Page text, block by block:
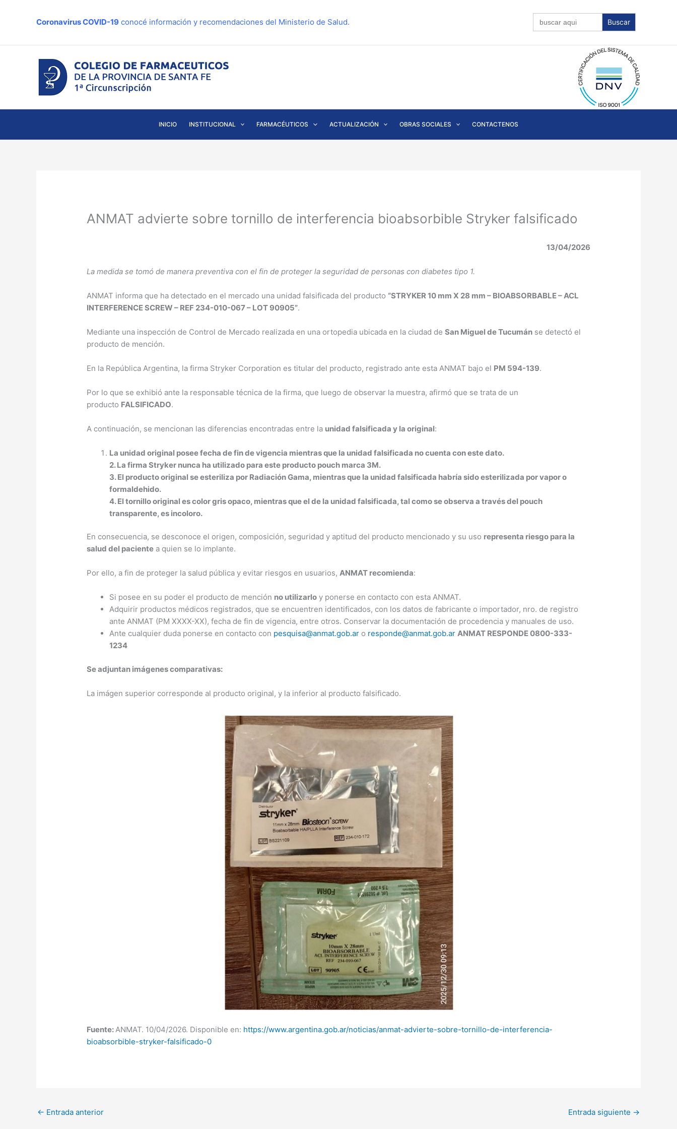
Coronavirus COVID-19 conocé información y recomendaciones del Ministerio de Salud.
Buscar:
INICIO INSTITUCIONAL FARMACÉUTICOS ACTUALIZACIÓN OBRAS SOCIALES CONTACTENOS
ANMAT advierte sobre tornillo de interferencia bioabsorbible Stryker falsificado
13/04/2026
La medida se tomó de manera preventiva con el fin de proteger la seguridad de personas con diabetes tipo 1.
ANMAT informa que ha detectado en el mercado una unidad falsificada del producto “STRYKER 10 mm X 28 mm – BIOABSORBABLE – ACL
INTERFERENCE SCREW – REF 234-010-067 – LOT 90905”.
Mediante una inspección de Control de Mercado realizada en una ortopedia ubicada en la ciudad deSan Miguel de Tucumán se detectó el
producto de mención.
En la República Argentina, la firma Stryker Corporation es titular del producto, registrado ante esta ANMAT bajo el PM 594-139.
Por lo que se exhibió ante la responsable técnica de la firma, que luego de observar la muestra, afirmó que se trata de un
producto FALSIFICADO.
A continuación, se mencionan las diferencias encontradas entre la unidad falsificada y la original:
La unidad original posee fecha de fin de vigencia mientras que la unidad falsificada no cuenta con este dato.
2. La firma Stryker nunca ha utilizado para este producto pouch marca 3M.
3. El producto original se esteriliza por Radiación Gama, mientras que la unidad falsificada habría sido esterilizada por vapor o
formaldehido.
4. El tornillo original es color gris opaco, mientras que el de la unidad falsificada, tal como se observa a través del pouch
transparente, es incoloro.
En consecuencia, se desconoce el origen, composición, seguridad y aptitud del producto mencionado y su uso representa riesgo para la
salud del paciente a quien se lo implante.
Por ello, a fin de proteger la salud pública y evitar riesgos en usuarios,ANMAT recomienda:
Si posee en su poder el producto de mención no utilizarlo y ponerse en contacto con esta ANMAT.
Adquirir productos médicos registrados, que se encuentren identificados, con los datos de fabricante o importador, nro. de registro
ante ANMAT (PM XXXX-XX), fecha de fin de vigencia, entre otros. Conservar la documentación de procedencia y manuales de uso.
Ante cualquier duda ponerse en contacto con pesquisa@anmat.gob.ar o responde@anmat.gob.ar ANMAT RESPONDE 0800-333-
1234
Se adjuntan imágenes comparativas:
La imágen superior corresponde al producto original, y la inferior al producto falsificado.
Fuente:ANMAT. 10/04/2026. Disponible en: https://www.argentina.gob.ar/noticias/anmat-advierte-sobre-tornillo-de-interferencia-
bioabsorbible-stryker-falsificado-0
← Entrada anterior Entrada siguiente →